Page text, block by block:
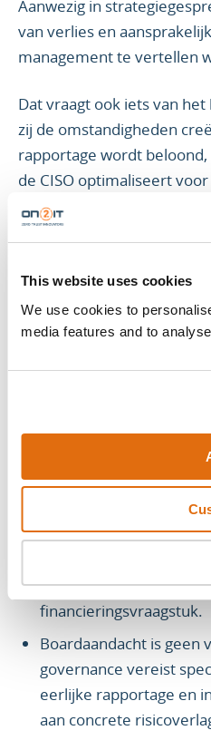
This website uses cookies
We use cookies to
media features and to
Aanwezig in
van verlies en
management te vertellen
Dat vraagt ook iets van
zij de omstandigheden
rapportage wordt
de CISO optimaliseert
moet weten, niet voor wat
management gelooft dat
beschermd is dan ze
verwachtingen in plaats
60% van het
als topprioriteit.
daar ook echt actie op
een
financieringsvraagstuk.
Boardaandacht is geen
governance vereist
eerlijke rapportage en
aan concrete